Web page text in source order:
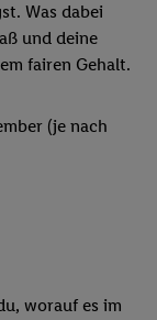
Was dabei
und deine
fairen Gehalt.
(je nach
worauf es im